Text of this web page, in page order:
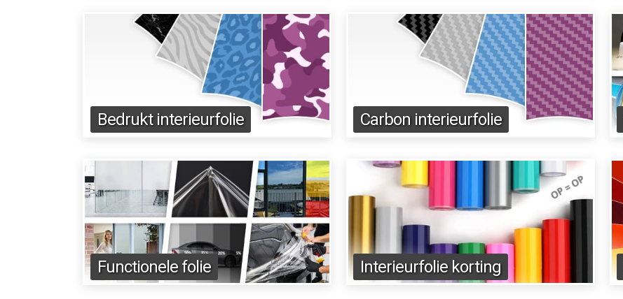
Bedrukt interieurfolie Carbon interieurfolie
Functionele folie Interieurfolie korting